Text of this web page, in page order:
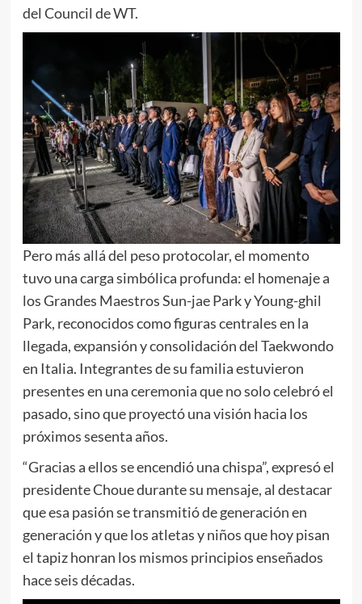
del Council de WT.
Pero más allá del peso protocolar, el momento
tuvo una carga simbólica profunda: el homenaje a
los Grandes Maestros Sun-jae Park y Young-ghil
Park, reconocidos como figuras centrales en la
llegada, expansión y consolidación del Taekwondo
en Italia. Integrantes de su familia estuvieron
presentes en una ceremonia que no solo celebró el
pasado, sino que proyectó una visión hacia los
próximos sesenta años.
“Gracias a ellos se encendió una chispa”, expresó el
presidente Choue durante su mensaje, al destacar
que esa pasión se transmitió de generación en
generación y que los atletas y niños que hoy pisan
el tapiz honran los mismos principios enseñados
hace seis décadas.